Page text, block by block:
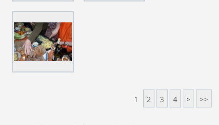
1 2 3 4 > >>